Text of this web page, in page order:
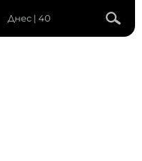
Днес | 40